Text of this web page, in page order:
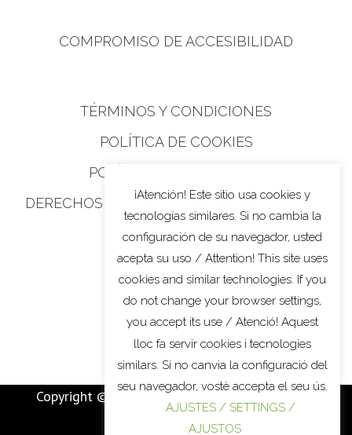
COMPROMISO DE ACCESIBILIDAD
TÉRMINOS Y CONDICIONES
POLÍTICA DE COOKIES
POLÍTICA DE PRIVACIDAD
DERECHOS DE PRIVACIDAD DE CALIFORNIA
Copyright © 2022MARTÍ BATALLA. All Rights
Reserved.
¡Atención! Este sitio usa cookies y
tecnologías similares. Si no cambia la
configuración de su navegador, usted
acepta su uso / Attention! This site uses
cookies and similar technologies. If you
do not change your browser settings,
you accept its use / Atenció! Aquest
lloc fa servir cookies i tecnologies
similars. Si no canvia la configuració del
seu navegador, vostè accepta el seu ús.
AJUSTES / SETTINGS /
AJUSTOS